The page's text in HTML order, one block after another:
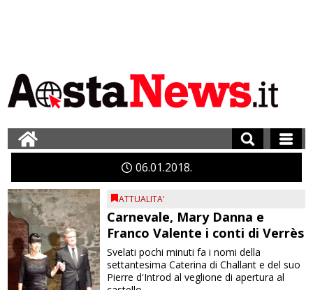
0601 2018
ATTUALITA'
Carnevale, Mary Danna e
Franco Valente i conti di Verrès
Svelati pochi minuti fa i nomi della
settantesima Caterina di Challant e del suo
Pierre d'Introd al veglione di apertura al